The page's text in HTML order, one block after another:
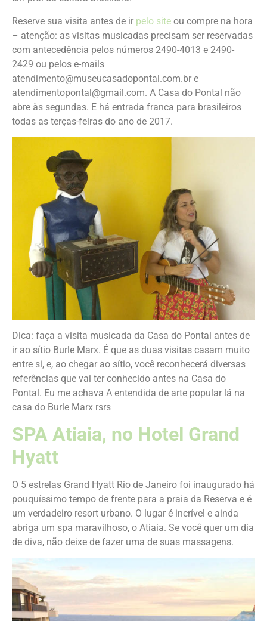
Reserve sua visita antes de ir pelo site ou compre na hora
– atenção: as visitas musicadas precisam ser reservadas
com antecedência pelos números 2490-4013 e 2490-
2429 ou pelos e-mails
atendimento@museucasadopontal.com.br e
atendimentopontal@gmail.com. A Casa do Pontal não
abre às segundas. E há entrada franca para brasileiros
todas as terças-feiras do ano de 2017.
Dica: faça a visita musicada da Casa do Pontal antes de
ir ao sítio Burle Marx. É que as duas visitas casam muito
entre si, e, ao chegar ao sítio, você reconhecerá diversas
referências que vai ter conhecido antes na Casa do
Pontal. Eu me achava A entendida de arte popular lá na
casa do Burle Marx rsrs
SPA Atiaia, no Hotel Grand
Hyatt
O 5 estrelas Grand Hyatt Rio de Janeiro foi inaugurado há
pouquíssimo tempo de frente para a praia da Reserva e é
um verdadeiro resort urbano. O lugar é incrível e ainda
abriga um spa maravilhoso, o Atiaia. Se você quer um dia
de diva, não deixe de fazer uma de suas massagens.